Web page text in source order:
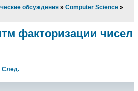
обсуждения » Computer Science »
факторизации чисел
След.